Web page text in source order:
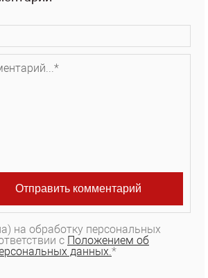
на обработку персональных
с Положением об
данных.*